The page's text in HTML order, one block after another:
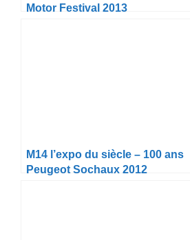
Motor Festival 2013
M14 l’expo du siècle – 100 ans
Peugeot Sochaux 2012